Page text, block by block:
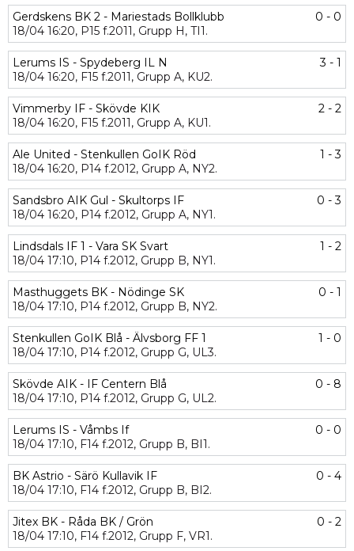
Gerdskens BK 2 - Mariestads Bollklubb
0 - 0
18/04 16:20, P15 f.2011, Grupp H, TI1.
Lerums IS - Spydeberg IL N
3 - 1
18/04 16:20, F15 f.2011, Grupp A, KU2.
Vimmerby IF - Skövde KIK
2 - 2
18/04 16:20, F15 f.2011, Grupp A, KU1.
Ale United - Stenkullen GoIK Röd
1 - 3
18/04 16:20, P14 f.2012, Grupp A, NY2.
Sandsbro AIK Gul - Skultorps IF
0 - 3
18/04 16:20, P14 f.2012, Grupp A, NY1.
Lindsdals IF 1 - Vara SK Svart
1 - 2
18/04 17:10, P14 f.2012, Grupp B, NY1.
Masthuggets BK - Nödinge SK
0 - 1
18/04 17:10, P14 f.2012, Grupp B, NY2.
Stenkullen GoIK Blå - Älvsborg FF 1
1 - 0
18/04 17:10, P14 f.2012, Grupp G, UL3.
Skövde AIK - IF Centern Blå
0 - 8
18/04 17:10, P14 f.2012, Grupp G, UL2.
Lerums IS - Våmbs If
0 - 0
18/04 17:10, F14 f.2012, Grupp B, BI1.
BK Astrio - Särö Kullavik IF
0 - 4
18/04 17:10, F14 f.2012, Grupp B, BI2.
Jitex BK - Råda BK / Grön
0 - 2
18/04 17:10, F14 f.2012, Grupp F, VR1.